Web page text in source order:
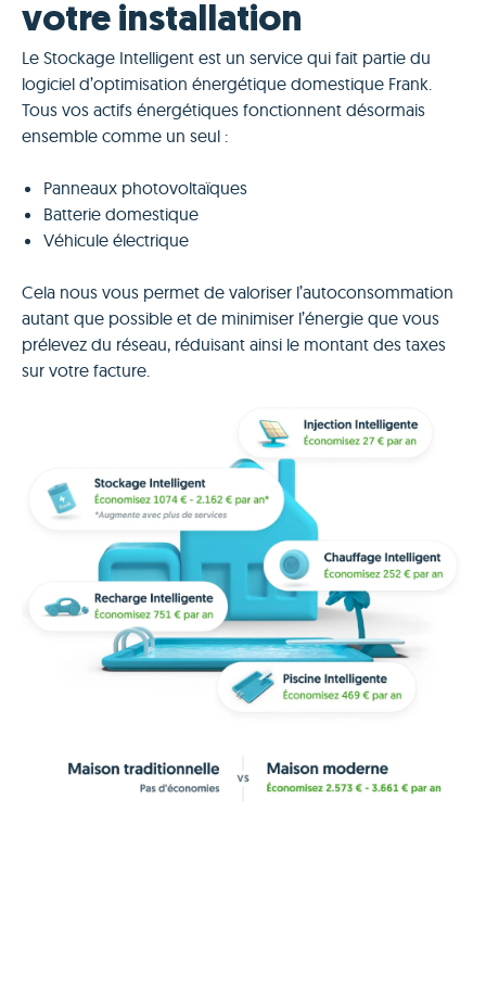
votre installation
Le Stockage Intelligent est un service qui fait partie du
logiciel d’optimisation énergétique domestique Frank.
Tous vos actifs énergétiques fonctionnent désormais
ensemble comme un seul :
Panneaux photovoltaïques
Batterie domestique
Véhicule électrique
Cela nous vous permet de valoriser l’autoconsommation
autant que possible et de minimiser l’énergie que vous
prélevez du réseau, réduisant ainsi le montant des taxes
sur votre facture.